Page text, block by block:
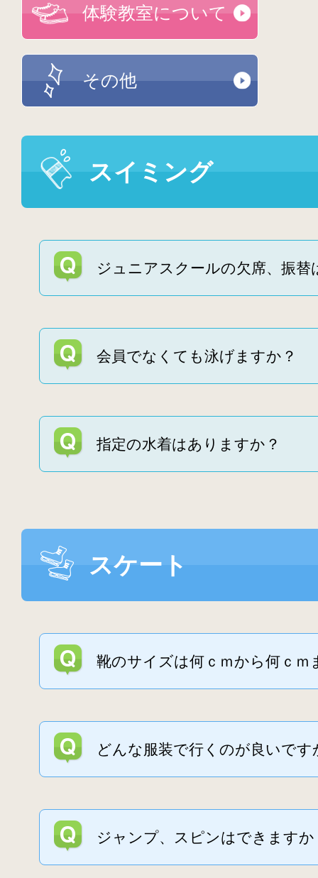
体験教室について
その他
スイミング
ジュニアスクールの欠席、振替
会員でなくても泳げますか？
指定の水着はありますか？
スケート
靴のサイズは何ｃｍから何ｃｍ
どんな服装で行くのが良いです
ジャンプ、スピンはできますか